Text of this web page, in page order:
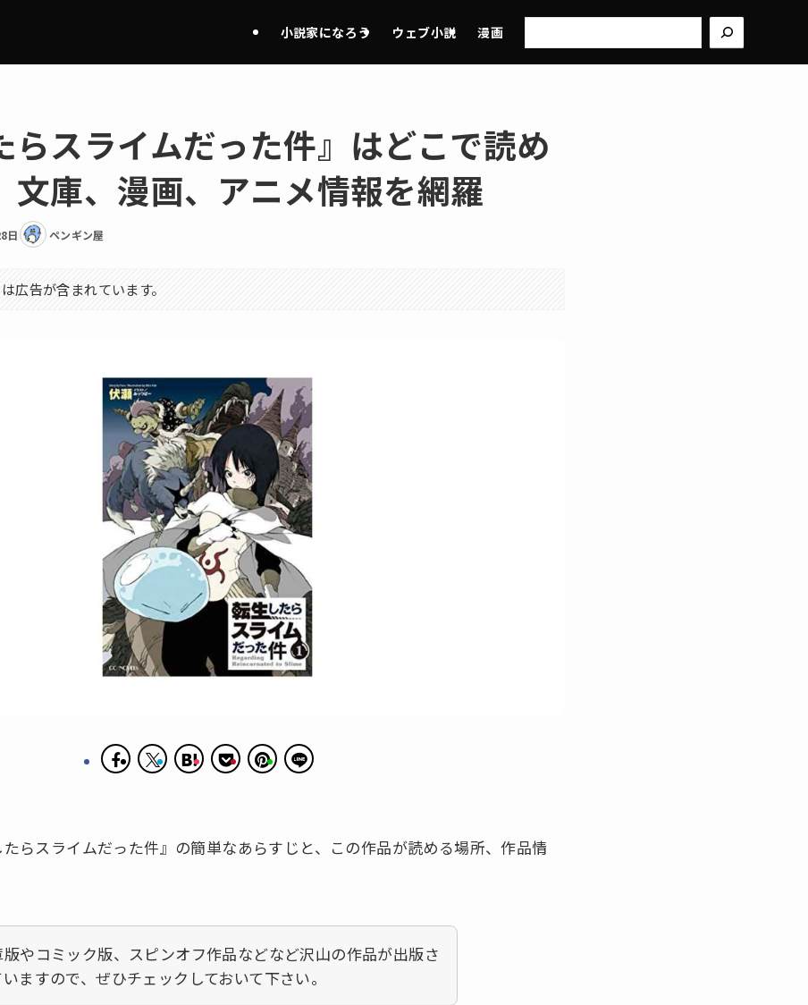
小説家になろう ウェブ小説 漫画
索
らスライムだった件』はどこで読め
文庫、漫画、アニメ情報を網羅
日 ペンギン屋
広告が含まれています。
らスライムだった件』の簡単なあらすじと、この作品が読める場所、作品情
版やコミック版、スピンオフ作品などなど沢山の作品が出版さ
ますので、ぜひチェックしておいて下さい。